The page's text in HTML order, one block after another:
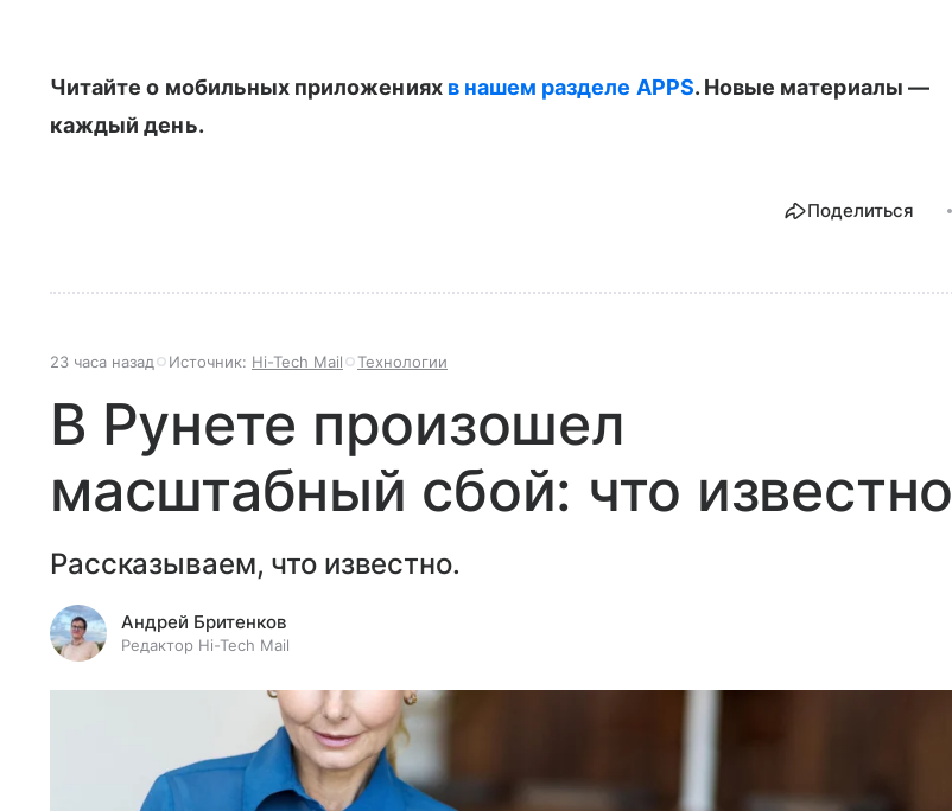
Читайте о мобильных приложениях в нашем разделе APPS. Новые материалы —
каждый день.
Поделиться
23 часа назад Источник: Hi-Tech Mail Технологии
В Рунете произошел
масштабный сбой: что известно
Рассказываем, что известно.
Андрей Бритенков
Редактор Hi-Tech Mail